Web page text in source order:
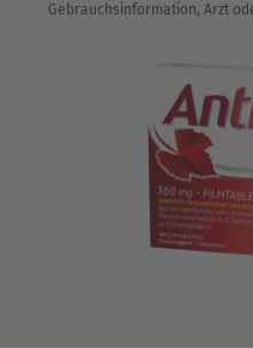
Gebrauchsinformation, Arzt